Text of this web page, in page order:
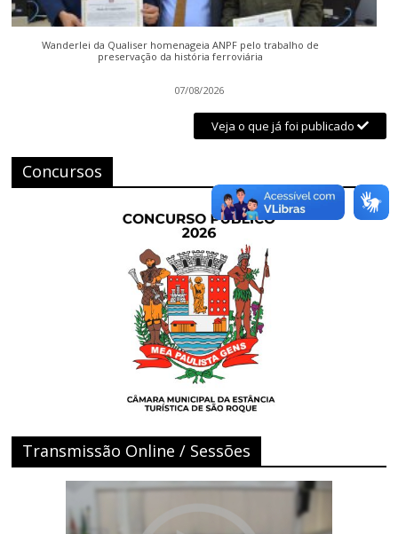
Wanderlei da Qualiser homenageia ANPF pelo trabalho de
preservação da história ferroviária
07/08/2026
Veja o que já foi publicado
Concursos
Transmissão Online / Sessões